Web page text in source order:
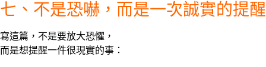
七、不是恐嚇，而是一次誠實的提醒
寫這篇，不是要放大恐懼，
而是想提醒一件很現實的事：